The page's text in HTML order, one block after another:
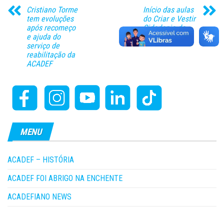
Cristiano Torme
tem evoluções
após recomeço
e ajuda do
serviço de
reabilitação da
ACADEF
Início das aulas
do Criar e Vestir
Cidadania da
ACADEF
MENU
ACADEF – HISTÓRIA
ACADEF FOI ABRIGO NA ENCHENTE
ACADEFIANO NEWS